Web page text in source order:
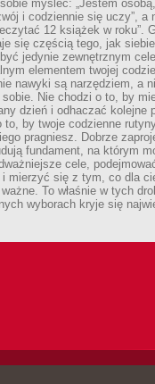
myśleć: „Jestem
i codziennie się uczy”, a
12 książek w roku”.
się częścią tego, jak
jedynie zewnętrznym
elementem twojej
nawyki są narzędziem, a
Nie chodzi o to, by
dzień i odhaczać kolejne
to, by twoje codzienne
pragniesz. Dobrze
fundament, na którym
cele,
i mierzyć się z tym, co dla
To właśnie w tych
wyborach kryje się